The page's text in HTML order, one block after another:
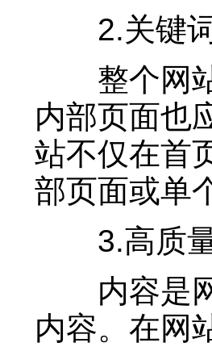
2.关键词
整个网站
内部页面也
站不仅在首
部页面或单
3.高质量
内容是网
内容。在网